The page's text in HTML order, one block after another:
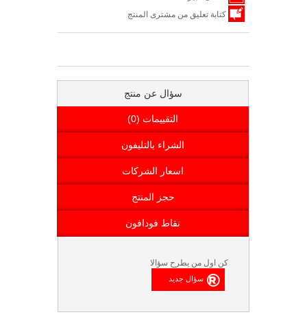
كتابة تعليق من مشترى المنتج
سؤال عن منتج
التقييمات (0)
الشراء بالتليفون
اسعار الشركات
حجز المنتج
نقاط فودافون
كن اول من يطرح سؤالا